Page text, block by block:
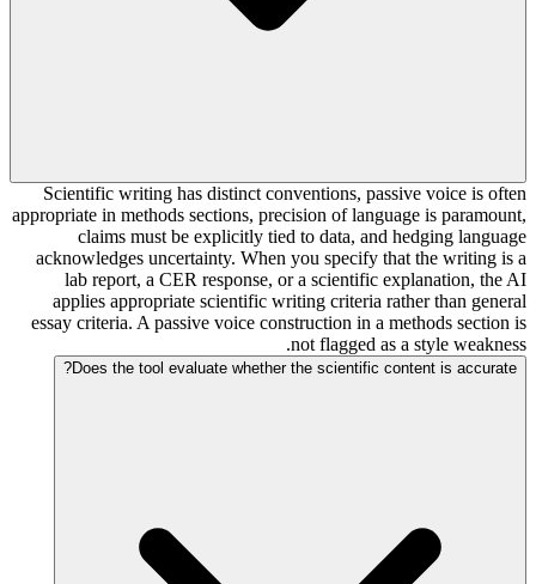
Scientific writing has distinct conventions, passive voice is often
appropriate in methods sections, precision of language is paramount,
claims must be explicitly tied to data, and hedging language
acknowledges uncertainty. When you specify that the writing is a
lab report, a CER response, or a scientific explanation, the AI
applies appropriate scientific writing criteria rather than general
essay criteria. A passive voice construction in a methods section is
not flagged as a style weakness.
Does the tool evaluate whether the scientific content is accurate?